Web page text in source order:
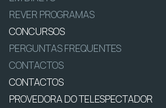
REVER PROGRAMAS
CONCURSOS
PERGUNTAS FREQUENTES
CONTACTOS
CONTACTOS
PROVEDORA DO TELESPECTADOR